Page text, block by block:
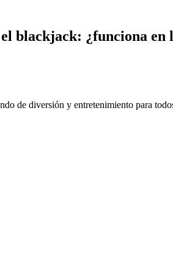
blackjack: ¿funciona en
de diversión y entretenimiento para